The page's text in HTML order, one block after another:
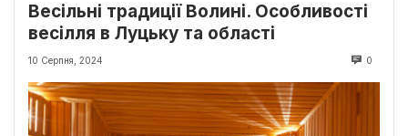
Весільні традиції Волині. Особливості
весілля в Луцьку та області
10 Серпня, 2024 0